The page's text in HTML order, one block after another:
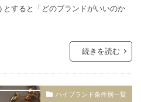
すると「どのブランドがいいのか
続きを読む
ハイブランド条件別一覧